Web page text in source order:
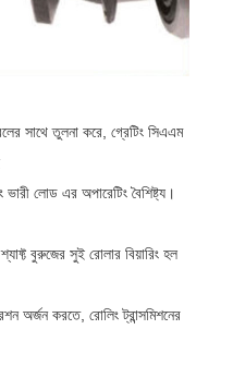
সাথে তুলনা করে, গ্রেটিং সিএএম
লোড এর অপারেটিং বৈশিষ্ট্য।
বুরুজের সুই রোলার বিয়ারিং হল
অর্জন করতে, রোলিং ট্রান্সমিশনের